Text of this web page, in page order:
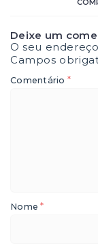
Deixe um
O seu
Campos
Comentário *
Nome*